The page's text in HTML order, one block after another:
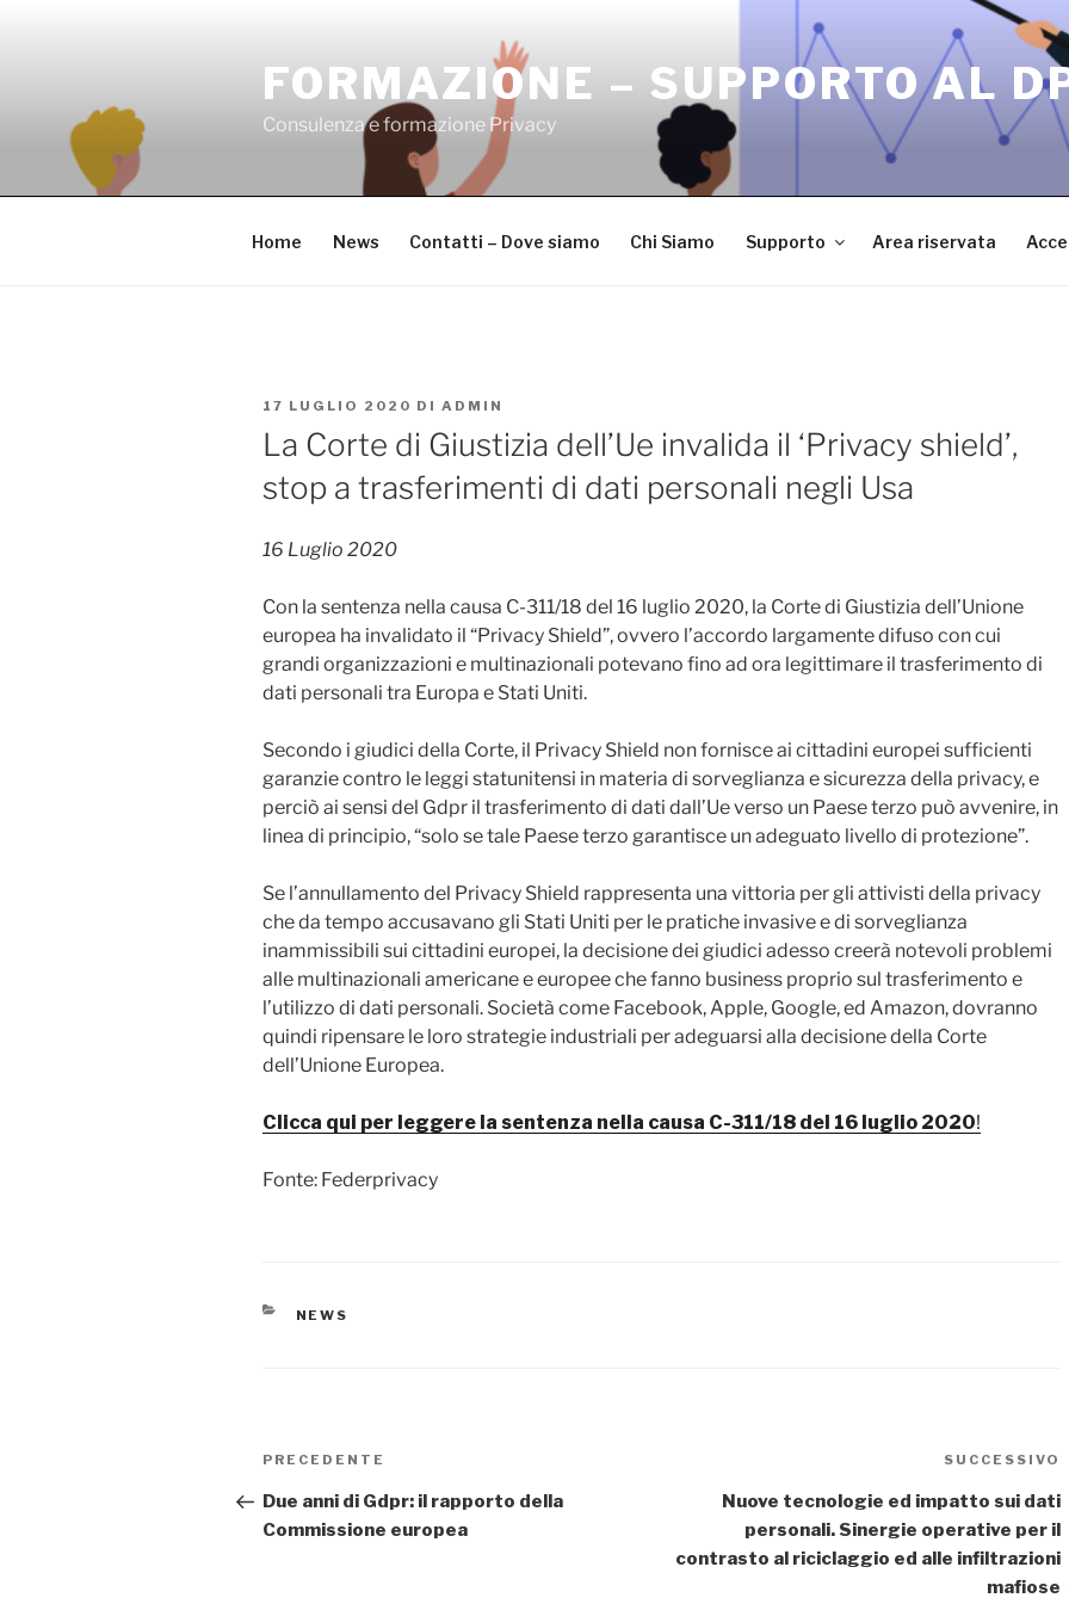
FORMAZIONE – SUPPORTO AL
Consulenza e formazione Privacy
Home News Contatti – Dove siamo Chi Siamo Supporto Area riservata
PUBBLICATO
IL
17 LUGLIO 2020 DI ADMIN
La Corte di Giustizia dell’Ue invalida il ‘Privacy shield’,
stop a trasferimenti di dati personali negli Usa
16 Luglio 2020
Con la sentenza nella causa C-311/18 del 16 luglio 2020, la Corte di Giustizia dell’Unione
europea ha invalidato il “Privacy Shield”, ovvero l’accordo largamente difuso con cui
grandi organizzazioni e multinazionali potevano fino ad ora legittimare il trasferimento di
dati personali tra Europa e Stati Uniti.
Secondo i giudici della Corte, il Privacy Shield non fornisce ai cittadini europei sufficienti
garanzie contro le leggi statunitensi in materia di sorveglianza e sicurezza della privacy, e
perciò ai sensi del Gdpr il trasferimento di dati dall’Ue verso un Paese terzo può avvenire, in
linea di principio, “solo se tale Paese terzo garantisce un adeguato livello di protezione”.
Se l’annullamento del Privacy Shield rappresenta una vittoria per gli attivisti della privacy
che da tempo accusavano gli Stati Uniti per le pratiche invasive e di sorveglianza
inammissibili sui cittadini europei, la decisione dei giudici adesso creerà notevoli problemi
alle multinazionali americane e europee che fanno business proprio sul trasferimento e
l’utilizzo di dati personali. Società come Facebook, Apple, Google, ed Amazon, dovranno
quindi ripensare le loro strategie industriali per adeguarsi alla decisione della Corte
dell’Unione Europea.
Clicca qui per leggere la sentenza nella causa C-311/18 del 16 luglio 2020!
Fonte: Federprivacy
CATEGORIE
NEWS
Navigazione
articoli
Articolo
PRECEDENTE
Due anni di Gdpr: il rapporto della
Commissione europea
SUCCESSIVO
Nuove tecnologie ed impatto sui dati
personali. Sinergie operative per il
contrasto al riciclaggio ed alle infiltrazioni
mafiose